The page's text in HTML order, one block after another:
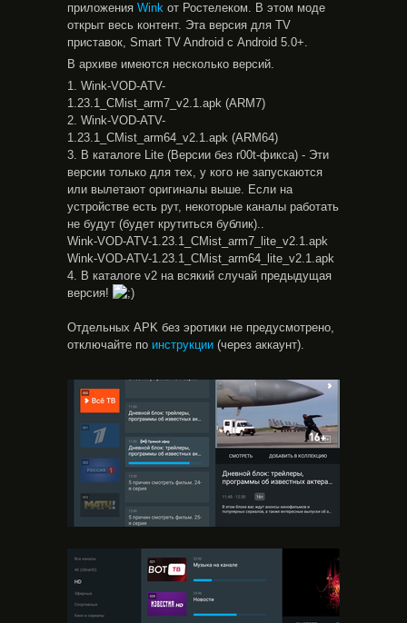
приложения Wink от Ростелеком. В этом моде
открыт весь контент. Эта версия для TV
приставок, Smart TV Android с Android 5.0+.
В архиве имеются несколько версий.
1. Wink-VOD-ATV-
1.23.1_CMist_arm7_v2.1.apk (ARM7)
2. Wink-VOD-ATV-
1.23.1_CMist_arm64_v2.1.apk (ARM64)
3. В каталоге Lite (Версии без r00t-фикса) - Эти
версии только для тех, у кого не запускаются
или вылетают оригиналы выше. Если на
устройстве есть рут, некоторые каналы работать
не будут (будет крутиться бублик)..
Wink-VOD-ATV-1.23.1_CMist_arm7_lite_v2.1.apk
Wink-VOD-ATV-1.23.1_CMist_arm64_lite_v2.1.apk
4. В каталоге v2 на всякий случай предыдущая
версия!
Отдельных APK без эротики не предусмотрено,
отключайте по инструкции (через аккаунт).